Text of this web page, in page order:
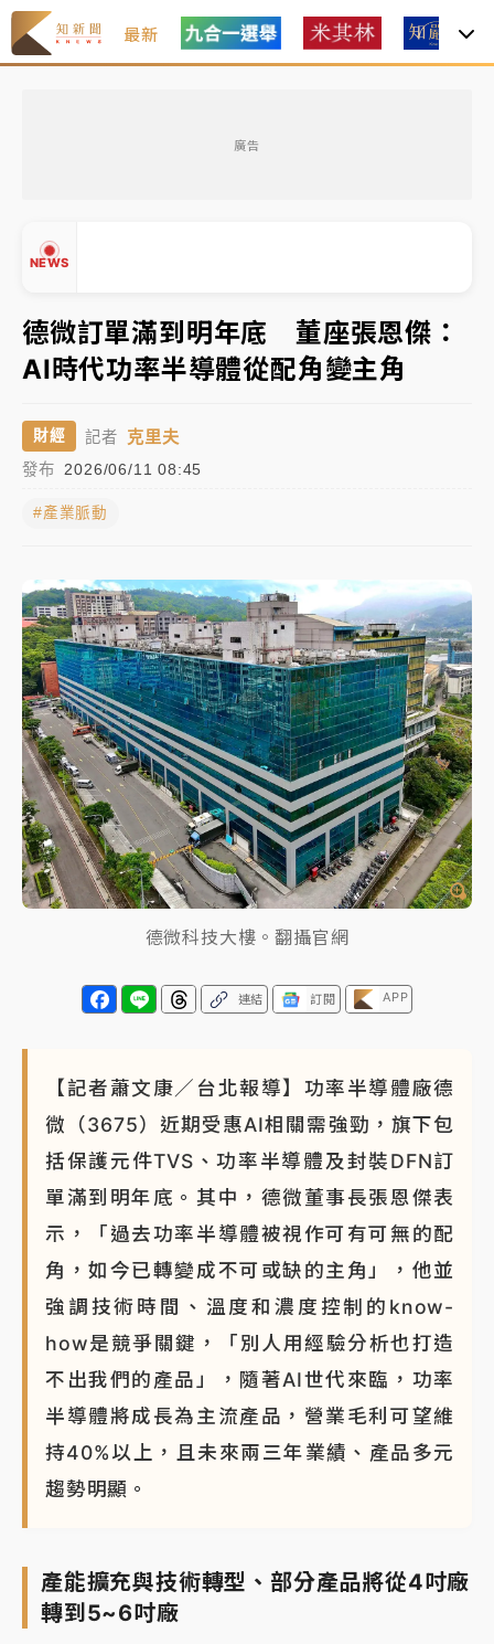
最新
廣告
NEWS
中信慈善基金會想增加董事人數！辜仲諒向法院聲請遭
駁 理由曝光
故宮《龍藏經》特展第2檔！今線上預約開賣一度塞車
周六起展出延長至晚上7時
台東農業處長涉圖利渡假村！東檢抗告成功 今重開羈
父親節泡湯了！中颱白海豚雨彈轟3天 「紅到發紫」降
雨熱區曝
台積電殺35元、台股跌近300點 被動元件、低軌衛星
及載板皆走弱
中信慈善基金會想增加董事人數！辜仲諒向法院聲請遭
駁 理由曝光
故宮《龍藏經》特展第2檔！今線上預約開賣一度塞車
周六起展出延長至晚上7時
台東農業處長涉圖利渡假村！東檢抗告成功 今重開羈
押庭
父親節泡湯了！中颱白海豚雨彈轟3天 「紅到發紫」降
雨熱區曝
德微訂單滿到明年底 董座張恩傑：
AI時代功率半導體從配角變主角
財經 記者 克里夫
發布 2026/06/11 08:45
#產業脈動
德微科技大樓。翻攝官網
連結 訂閱 APP
【記者蕭文康／台北報導】功率半導體廠德
微（3675）近期受惠AI相關需強勁，旗下包
括保護元件TVS、功率半導體及封裝DFN訂
單滿到明年底。其中，德微董事長張恩傑表
示，「過去功率半導體被視作可有可無的配
角，如今已轉變成不可或缺的主角」，他並
強調技術時間、溫度和濃度控制的know-
how是競爭關鍵，「別人用經驗分析也打造
不出我們的產品」，隨著AI世代來臨，功率
半導體將成長為主流產品，營業毛利可望維
持40%以上，且未來兩三年業績、產品多元
趨勢明顯。
產能擴充與技術轉型、部分產品將從4吋廠
轉到5~6吋廠